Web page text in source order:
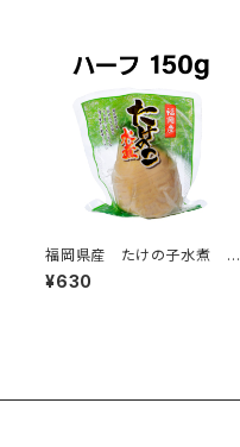
福岡県産 たけの子水煮 ハ
ーフ 150g
¥630